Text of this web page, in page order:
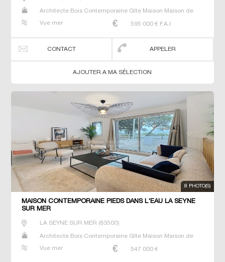
Architecte Bois Contemporaine Gîte Maison Maison de
Vue mer
595 000 € F.A.I
CONTACT APPELER
AJOUTER A MA SÉLECTION
8 PHOTO(S)
MAISON CONTEMPORAINE PIEDS DANS L'EAU LA SEYNE
SUR MER
LA SEYNE SUR MER (83500)
Architecte Bois Contemporaine Gîte Maison Maison de
Vue mer
547 000 €